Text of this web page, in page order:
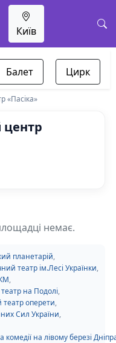
Київ
Балет Цирк
«Пасіка»
центр
немає.
планетарій,
театр ім.Лесі Українки,
,
на Подолі,
оперети,
Сил України,
на лівому березі